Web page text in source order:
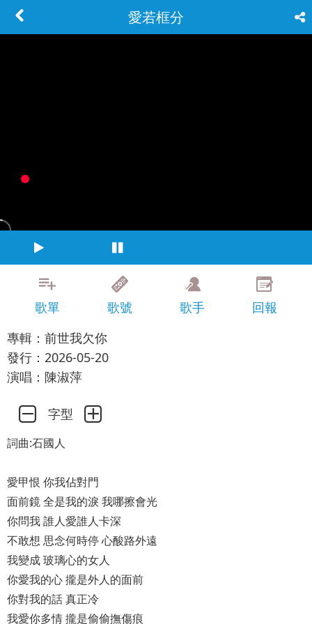
愛若框分
歌單 歌號 歌手
回報
專輯：前世我欠你
發行：2026-05-20
演唱：陳淑萍
字型
詞曲:石國人
愛甲恨 你我佔對門
面前鏡 全是我的淚 我哪擦會光
你問我 誰人愛誰人卡深
不敢想 思念何時停 心酸路外遠
我變成 玻璃心的女人
你愛我的心 攏是外人的面前
你對我的話 真正冷
我愛你多情 攏是偷偷撫傷痕